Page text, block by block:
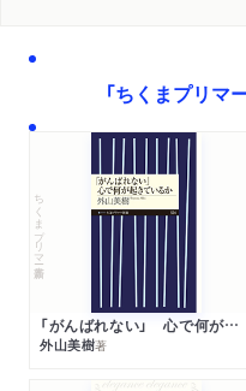
「ちくまプリマ
ちくまプリマー新書
「がんばれない」 心で何が起きているか
外山美樹著